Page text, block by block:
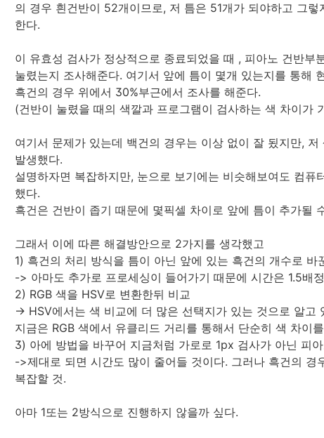
의 경우 흰건반이 52개이므로, 저 틈은 51개가 되야하고 그
한다.
이 유효성 검사가 정상적으로 종료되었을 때 , 피아노 건반부
눌렸는지 조사해준다. 여기서 앞에 틈이 몇개 있는지를 통해
흑건의 경우 위에서 30%부근에서 조사를 해준다.
(건반이 눌렸을 때의 색깔과 프로그램이 검사하는 색 차이가
여기서 문제가 있는데 백건의 경우는 이상 없이 잘 됬지만,
발생했다.
설명하자면 복잡하지만, 눈으로 보기에는 비슷해보여도 컴
했다.
흑건은 건반이 좁기 때문에 몇픽셀 차이로 앞에 틈이 추가될
그래서 이에 따른 해결방안으로 2가지를 생각했고
1) 흑건의 처리 방식을 틈이 아닌 앞에 있는 흑건의 개수로 바
-> 아마도 추가로 프로세싱이 들어가기 때문에 시간은 1.5배
2) RGB 색을 HSV로 변환한뒤 비교
-> HSV에서는 색 비교에 더 많은 선택지가 있는 것으로 알고
지금은 RGB 색에서 유클리드 거리를 통해서 단순히 색 차이
3) 아에 방법을 바꾸어 지금처럼 가로로 1px 검사가 아닌 피
->제대로 되면 시간도 많이 줄어들 것이다. 그러나 흑건의 경
복잡할 것.
아마 1또는 2방식으로 진행하지 않을까 싶다.